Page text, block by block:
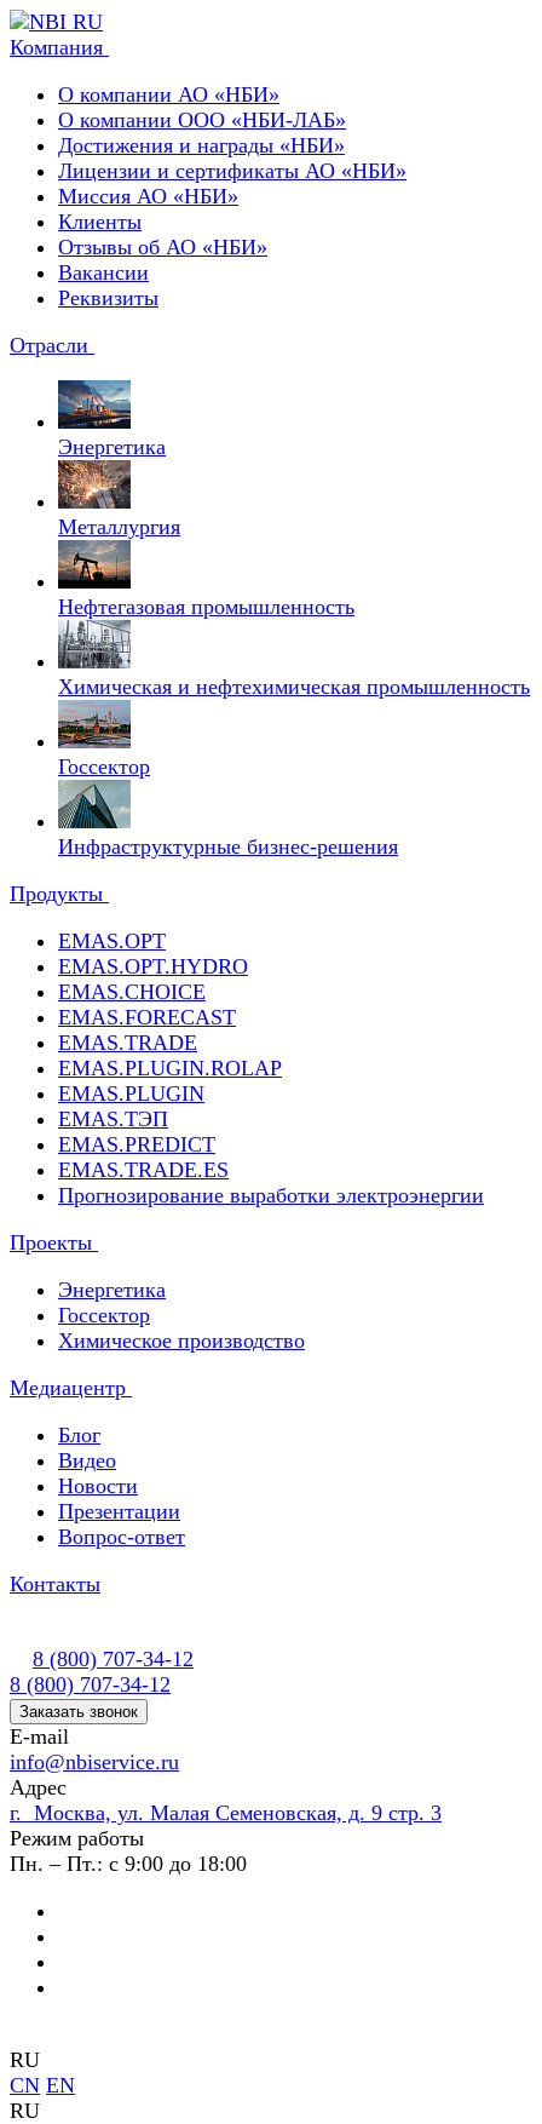
Компания
О компании АО «НБИ»
О компании ООО «НБИ-ЛАБ»
Достижения и награды «НБИ»
Лицензии и сертификаты АО «НБИ»
Миссия АО «НБИ»
Клиенты
Отзывы об АО «НБИ»
Вакансии
Реквизиты
Отрасли
Энергетика
Металлургия
Нефтегазовая промышленность
Химическая и нефтехимическая промышленность
Госсектор
Инфраструктурные бизнес-решения
Продукты
EMAS.OPT
EMAS.OPT.HYDRO
EMAS.CHOICE
EMAS.FORECAST
EMAS.TRADE
EMAS.PLUGIN.ROLAP
EMAS.PLUGIN
EMAS.ТЭП
EMAS.PREDICT
EMAS.TRADE.ES
Прогнозирование выработки электроэнергии
Проекты
Энергетика
Госсектор
Химическое производство
Медиацентр
Блог
Видео
Новости
Презентации
Вопрос-ответ
Контакты
8 (800) 707-34-12
8 (800) 707-34-12
Заказать звонок
E-mail
info@nbiservice.ru
Адрес
г. Москва, ул. Малая Семеновская, д. 9 стр. 3
Режим работы
Пн. – Пт.: с 9:00 до 18:00
RU
CN EN
RU